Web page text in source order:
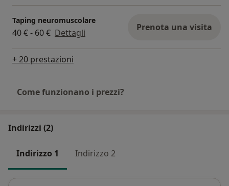
Taping neuromuscolare
40 € - 60 € Dettagli Prenota una visita
+ 20 prestazioni
Come funzionano i prezzi?
Indirizzi (2)
Indirizzo 1 Indirizzo 2